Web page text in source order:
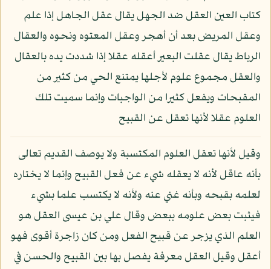
كتاب العين العقل ضد الجهل يقال عقل الجاهل إذا علم
وعقل المريض بعد أن أهجر وعقل المعتوه ونحوه والعقال
الرباط يقال عقلت البعير أعقله عقلا إذا شددت يده بالعقال
والعقل مجموع علوم لأجلها يمتنع الحي من كثير من
المقبحات ويفعل كثيرا من الواجبات وإنما سميت تلك
العلوم عقلا لأنها تعقل عن القبيح
وقيل لأنها تعقل العلوم المكتسبة ولا يوصف القديم تعالى
بأنه عاقل لأنه لا يعقله شيء عن فعل القبيح وإنما لا يختاره
لعلمه بقبحه وبأنه غني عنه ولأنه لا يكتسب علما بشيء
فيثبت بعض علومه ببعض وقال علي بن عيسى العقل هو
العلم الذي يزجر عن قبيح الفعل ومن كان زاجرة أقوى فهو
أعقل وقيل العقل معرفة يفصل بها بين القبيح والحسن في